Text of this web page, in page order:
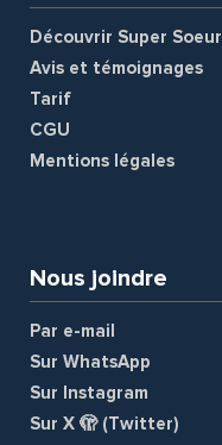
Découvrir Super Soeur
Avis et témoignages
Tarif
CGU
Mentions légales
Nous joindre
Par e-mail
Sur WhatsApp
Sur Instagram
Sur X 🫣 (Twitter)